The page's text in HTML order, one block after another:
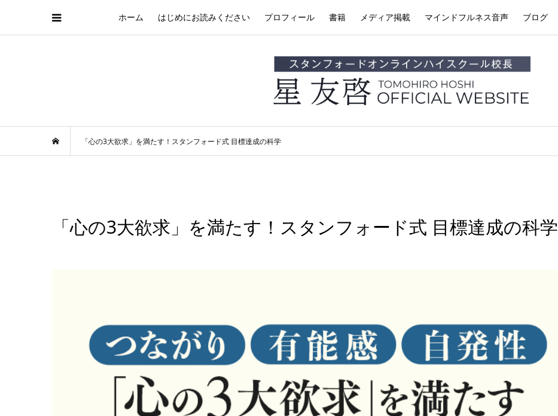
ホーム はじめにお読みください プロフィール 書籍 メディア掲載 マインドフルネス音声 ブログ
「心の3大欲求」を満たす！スタンフォード式 目標達成の科学
「心の3大欲求」を満たす！スタンフォード式 目標達成の科学